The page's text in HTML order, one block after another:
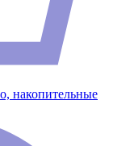
накопительные